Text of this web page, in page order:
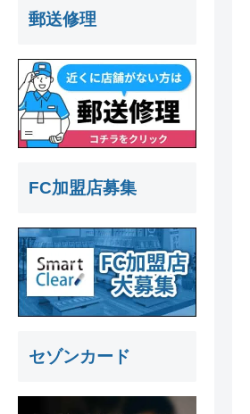
郵送修理
FC加盟店募集
セゾンカード